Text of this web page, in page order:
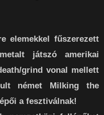
elemekkel fűszerezett
játszó amerikai
grind vonal mellett
német Milking the
a fesztiválnak!